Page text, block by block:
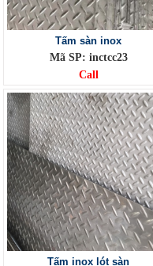
Tấm sàn inox
Mã SP: inctcc23
Call
Tấm inox lót sàn